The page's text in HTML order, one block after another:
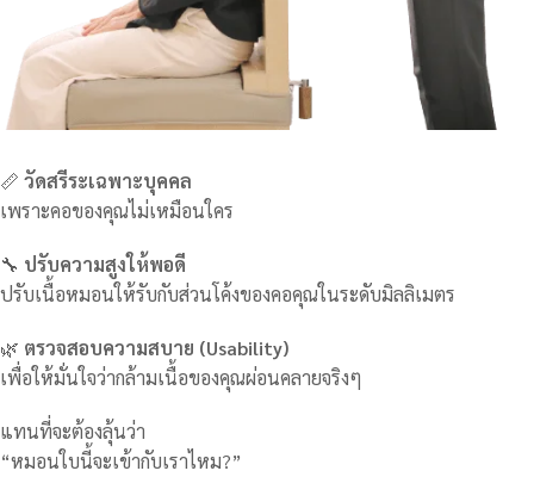
📏 วัดสรีระเฉพาะบุคคล
เพราะคอของคุณไม่เหมือนใคร
🔧 ปรับความสูงให้พอดี
ปรับเนื้อหมอนให้รับกับส่วนโค้งของคอคุณในระดับมิลลิเมตร
🌿 ตรวจสอบความสบาย (Usability)
เพื่อให้มั่นใจว่ากล้ามเนื้อของคุณผ่อนคลายจริงๆ
แทนที่จะต้องลุ้นว่า
“หมอนใบนี้จะเข้ากับเราไหม?”